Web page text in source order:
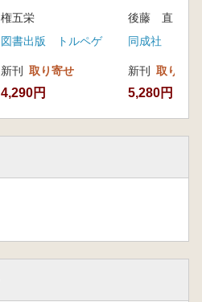
流史の光 武寧王陵)
権五栄
図書出版 トルペゲ
新刊 取り寄せ
4,290円
同成社
新刊 取り寄せ
5,280円